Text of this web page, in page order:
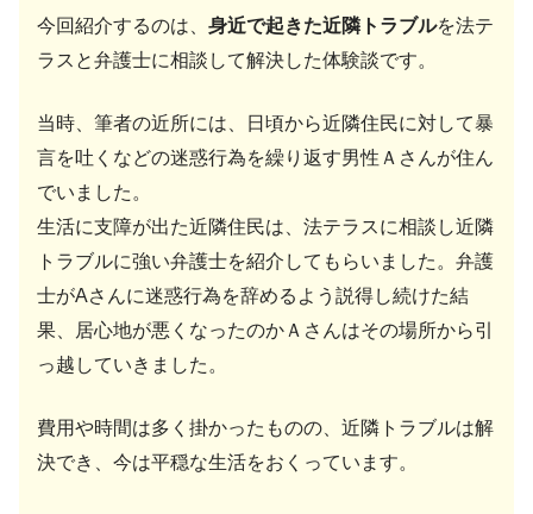
今回紹介するのは、 身近で起きた近隣トラブルを法テ
ラスと弁護士に相談して解決した体験談です。
当時、筆者の近所には、日頃から近隣住民に対して暴
言を吐くなどの迷惑行為を繰り返す男性Ａさんが住ん
でいました。
生活に支障が出た近隣住民は、法テラスに相談し近隣
トラブルに強い弁護士を紹介してもらいました。弁護
士がAさんに迷惑行為を辞めるよう説得し続けた結
果、居心地が悪くなったのかＡさんはその場所から引
っ越していきました。
費用や時間は多く掛かったものの、近隣トラブルは解
決でき、今は平穏な生活をおくっています。